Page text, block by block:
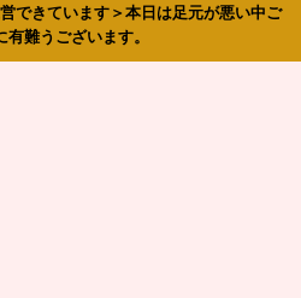
できています＞本日は足元が悪い中ご
有難うございます。